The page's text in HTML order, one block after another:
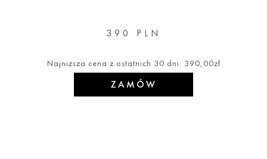
390 PLN
Najniższa cena z ostatnich 30 dni: 390,00zł
ZAMÓW